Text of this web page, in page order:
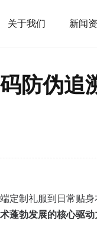
关于我们 新闻
防伪追
定制礼服到日常贴
蓬勃发展的核心驱动